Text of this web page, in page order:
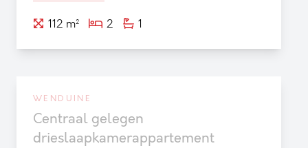
112 m² 2 1
WENDUINE
Centraal gelegen
drieslaapkamerappartement